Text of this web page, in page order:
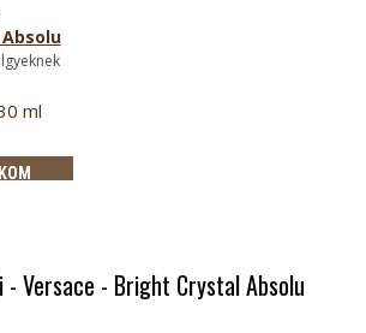
ml
- Versace - Bright Crystal Absolu